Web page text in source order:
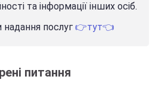
та інформації інших осіб.
послуг 👉тут👈
питання